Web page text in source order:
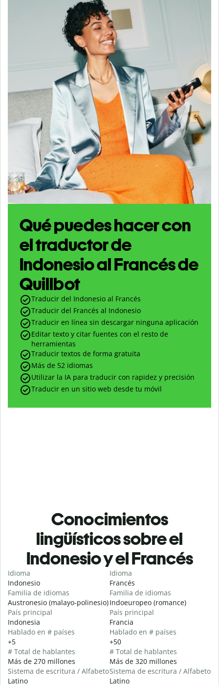
Qué puedes hacer con
el traductor de
Indonesio al Francés de
Quillbot
Traducir del Indonesio al Francés
Traducir del Francés al Indonesio
Traducir en línea sin descargar ninguna aplicación
Editar texto y citar fuentes con el resto de
herramientas
Traducir textos de forma gratuita
Más de 52 idiomas
Utilizar la IA para traducir con rapidez y precisión
Traducir en un sitio web desde tu móvil
Conocimientos
lingüísticos sobre el
Indonesio y el Francés
Idioma
Indonesio
Familia de idiomas
Austronesio (malayo-polinesio)
País principal
Indonesia
Hablado en # países
+5
# Total de hablantes
Más de 270 millones
Sistema de escritura / Alfabeto
Latino
Idioma
Francés
Familia de idiomas
Indoeuropeo (romance)
País principal
Francia
Hablado en # países
+50
# Total de hablantes
Más de 320 millones
Sistema de escritura / Alfabeto
Latino